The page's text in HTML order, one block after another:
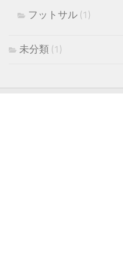
フットサル (1)
未分類 (1)